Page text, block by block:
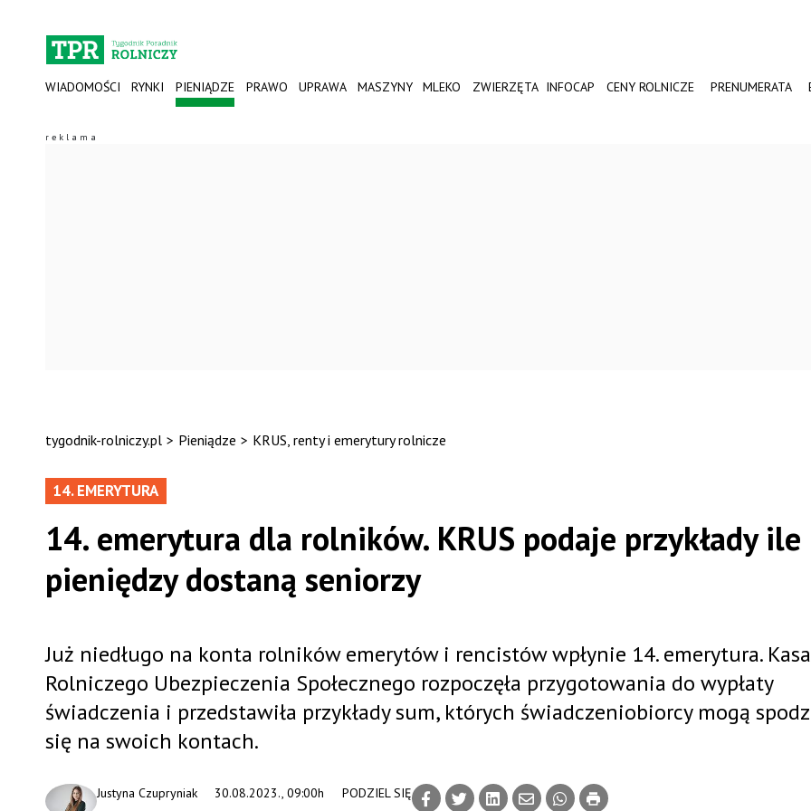
WIADOMOŚCI RYNKI PIENIĄDZE PRAWO UPRAWA MASZYNY MLEKO ZWIERZĘTA INFOCAP CENY ROLNICZE PRENUMERATA
tygodnik-rolniczy.pl > Pieniądze > KRUS, renty i emerytury rolnicze
14. EMERYTURA
14. emerytura dla rolników. KRUS podaje przykłady ile
pieniędzy dostaną seniorzy
30.08.2023., 09:00h
Justyna Czupryniak PODZIEL SIĘ
Już niedługo na konta rolników emerytów i rencistów wpłynie 14. emerytura. Kasa
Rolniczego Ubezpieczenia Społecznego rozpoczęła przygotowania do wypłaty
świadczenia i przedstawiła przykłady sum, których świadczeniobiorcy mogą
się na swoich kontach.